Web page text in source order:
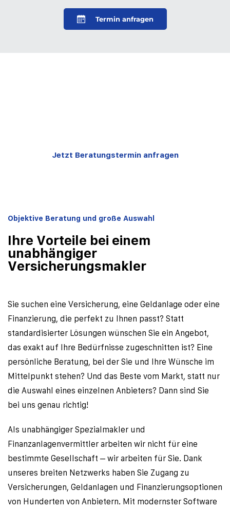
Termin anfragen
Jetzt Beratungstermin anfragen
Objektive Beratung und große Auswahl
unabhängiger
Versicherungsmakler
Sie suchen eine Versicherung, eine Geldanlage oder eine
Finanzierung, die perfekt zu Ihnen passt? Statt
standardisierter Lösungen wünschen Sie ein Angebot,
das exakt auf Ihre Bedürfnisse zugeschnitten ist? Eine
persönliche Beratung, bei der Sie und Ihre Wünsche im
Mittelpunkt stehen? Und das Beste vom Markt, statt nur
die Auswahl eines einzelnen Anbieters? Dann sind Sie
bei uns genau richtig!
Als unabhängiger Spezialmakler und
Finanzanlagenvermittler arbeiten wir nicht für eine
bestimmte Gesellschaft – wir arbeiten für Sie. Dank
unseres breiten Netzwerks haben Sie Zugang zu
Versicherungen, Geldanlagen und Finanzierungsoptionen
von Hunderten von Anbietern. Mit modernster Software